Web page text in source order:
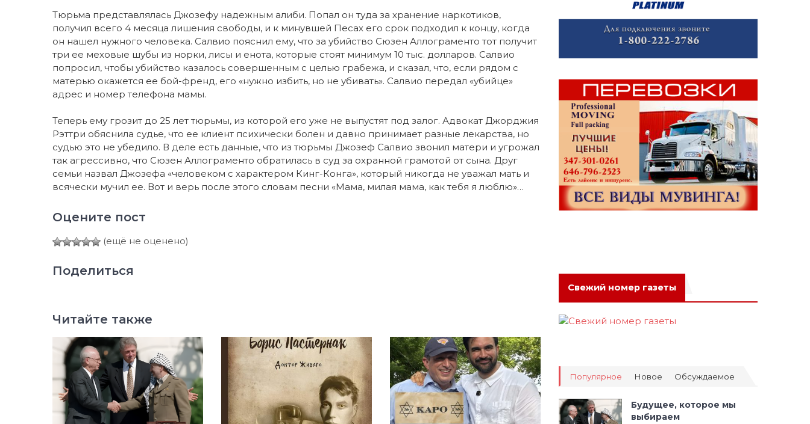
Тюрьма представлялась Джозефу надежным алиби. Попал он туда за хранение наркотиков,
получил всего 4 месяца лишения свободы, и к минувшей Песах его срок подходил к концу, когда
он нашел нужного человека. Салвио пояснил ему, что за убийство Сюзен Аллограменто тот получит
три ее меховые шубы из норки, лисы и енота, которые стоят минимум 10 тыс. долларов. Салвио
попросил, чтобы убийство казалось совершенным с целью грабежа, и сказал, что, если рядом с
матерью окажется ее бой-френд, его «нужно избить, но не убивать». Салвио передал «убийце»
адрес и номер телефона мамы.
Теперь ему грозит до 25 лет тюрьмы, из которой его уже не выпустят под залог. Адвокат Джорджия
Рэттри обяснила судье, что ее клиент психически болен и давно принимает разные лекарства, но
судью это не убедило. В деле есть данные, что из тюрьмы Джозеф Салвио звонил матери и угрожал
так агрессивно, что Сюзен Аллограменто обратилась в суд за охранной грамотой от сына. Друг
семьи назвал Джозефа «человеком с характером Кинг-Конга», который никогда не уважал мать и
всячески мучил ее. Вот и верь после этого словам песни «Мама, милая мама, как тебя я люблю»…
Оцените пост
(ещё не оценено)
Поделиться
Читайте также
Свежий номер газеты
Популярное Новое Обсуждаемое
Будущее, которое мы
выбираем